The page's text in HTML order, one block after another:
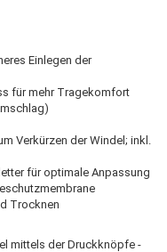
Einlegen der
für mehr Tragekomfort
Verkürzen der Windel; inkl.
für optimale Anpassung
Trocknen
mittels der Druckknöpfe -